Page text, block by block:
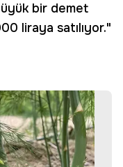
bir demet
liraya satılıyor."